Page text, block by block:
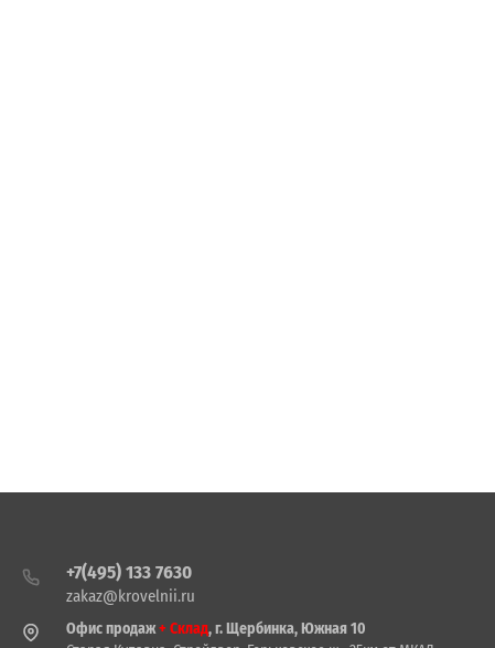
+7(495) 133 7630
zakaz@krovelnii.ru
Офис продаж+ Склад, г. Щербинка, Южная 10